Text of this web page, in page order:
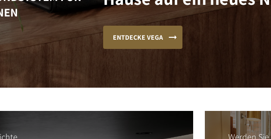
ENTDECKE VEGA